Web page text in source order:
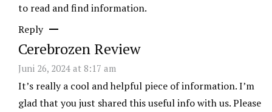
to read and find information.
Reply
Cerebrozen Review
Juni 26, 2024 at 8:17 am
It’s really a cool and helpful piece of information. I’m
glad that you just shared this useful info with us. Please